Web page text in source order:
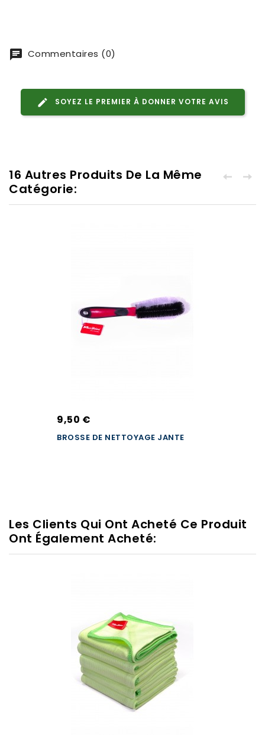
Commentaires (0)
SOYEZ LE PREMIER À DONNER VOTRE AVIS
16 Autres Produits De La Même
Catégorie:
9,50 €
BROSSE DE NETTOYAGE JANTE
Les Clients Qui Ont Acheté Ce Produit
Ont Également Acheté: